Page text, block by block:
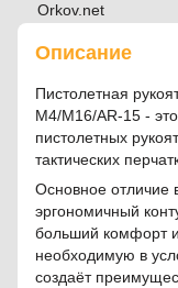
Описание
Пистолетная
M4/M16/AR-15 -
пистолетных
тактических
Основное отличие
эргономичный
больший комфорт
необходимую в
создаёт